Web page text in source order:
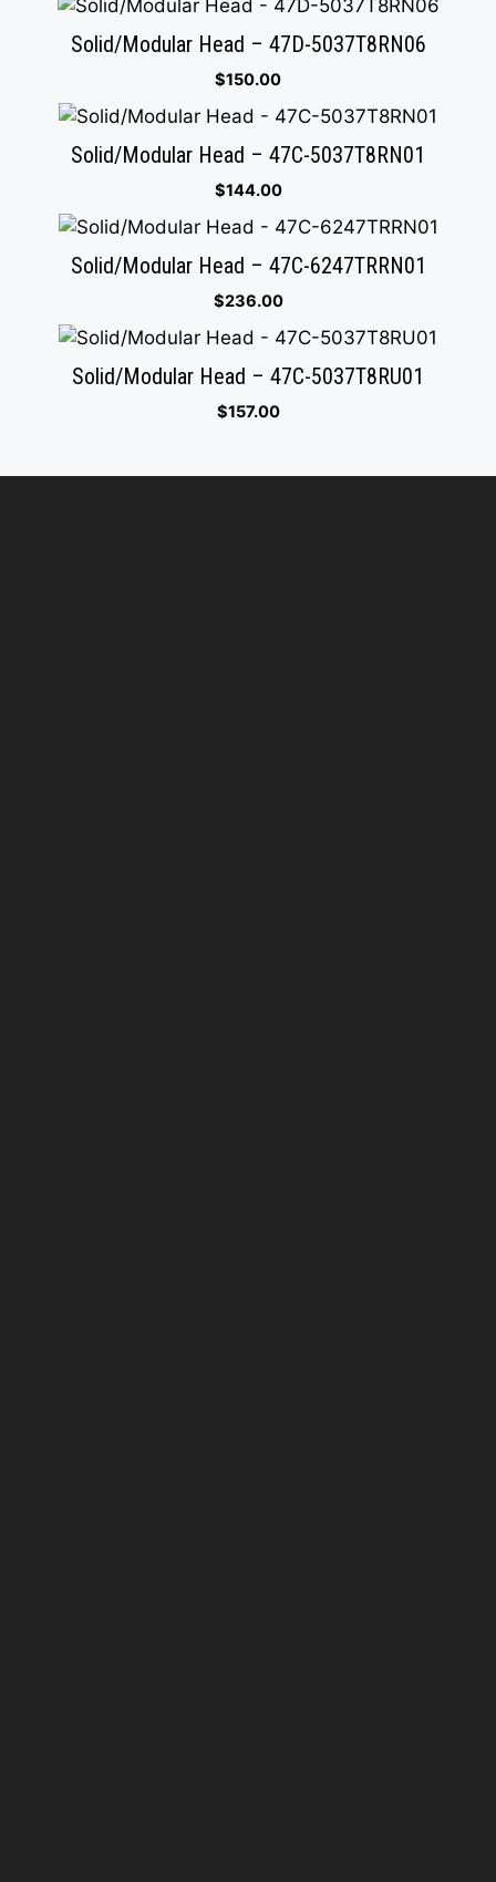
Solid/Modular Head – 47D-5037T8RN06
$150.00
Solid/Modular Head – 47C-5037T8RN01
$144.00
Solid/Modular Head – 47C-6247TRRN01
$236.00
Solid/Modular Head – 47C-5037T8RU01
$157.00